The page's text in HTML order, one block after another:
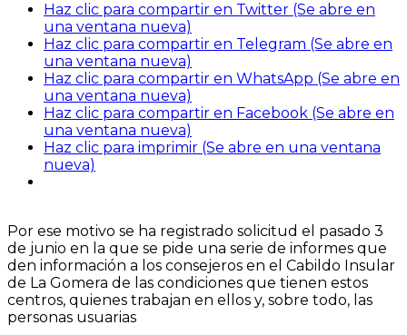
Haz clic para compartir en Twitter (Se abre en
una ventana nueva)
Haz clic para compartir en Telegram (Se abre en
una ventana nueva)
Haz clic para compartir en WhatsApp (Se abre en
una ventana nueva)
Haz clic para compartir en Facebook (Se abre en
una ventana nueva)
Haz clic para imprimir (Se abre en una ventana
nueva)
Por ese motivo se ha registrado solicitud el pasado 3
de junio en la que se pide una serie de informes que
den información a los consejeros en el Cabildo Insular
de La Gomera de las condiciones que tienen estos
centros, quienes trabajan en ellos y, sobre todo, las
personas usuarias